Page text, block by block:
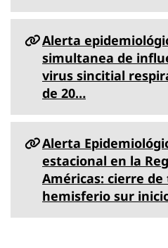
Alerta
simultanea de
virus sincitial
de 20…
Alerta
estacional en la
Américas: cierre
hemisferio sur